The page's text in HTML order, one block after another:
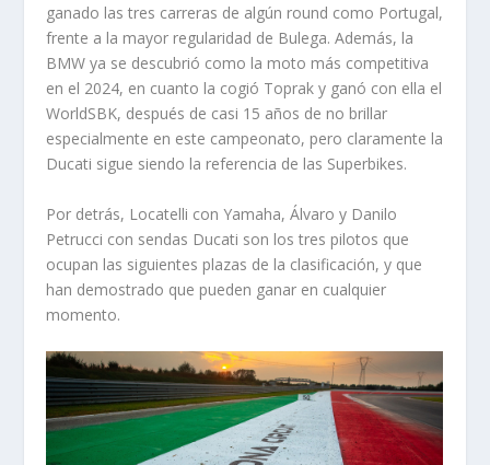
ganado las tres carreras de algún round como Portugal,
frente a la mayor regularidad de Bulega. Además, la
BMW ya se descubrió como la moto más competitiva
en el 2024, en cuanto la cogió Toprak y ganó con ella el
WorldSBK, después de casi 15 años de no brillar
especialmente en este campeonato, pero claramente la
Ducati sigue siendo la referencia de las Superbikes.
Por detrás, Locatelli con Yamaha, Álvaro y Danilo
Petrucci con sendas Ducati son los tres pilotos que
ocupan las siguientes plazas de la clasificación, y que
han demostrado que pueden ganar en cualquier
momento.